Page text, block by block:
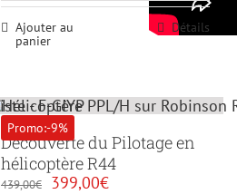
Ajouter au
panier
Détails
Promo:-9%
Découverte du Pilotage en
hélicoptère R44
439,00€
Le
399,00€Le